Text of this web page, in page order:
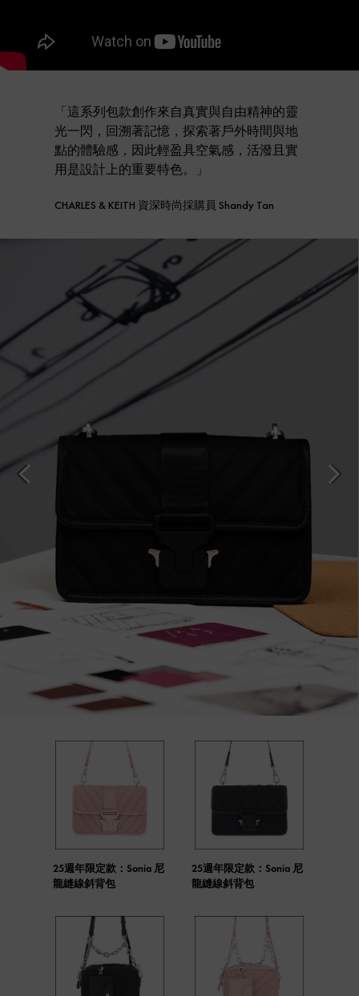
「這系列包款創作來自真實與自由精神的靈
光一閃，回溯著記憶，探索著戶外時間與地
點的體驗感，因此輕盈具空氣感，活潑且實
用是設計上的重要特色。」
CHARLES & KEITH 資深時尚採購員 Shandy Tan
25週年限定款：Sonia 尼
龍縫線斜背包
25週年限定款：Sonia 尼
龍縫線斜背包